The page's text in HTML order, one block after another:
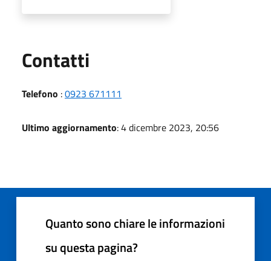
Contatti
Telefono :0923 671111
Ultimo aggiornamento: 4 dicembre 2023, 20:56
Quanto sono chiare le informazioni
su questa pagina?